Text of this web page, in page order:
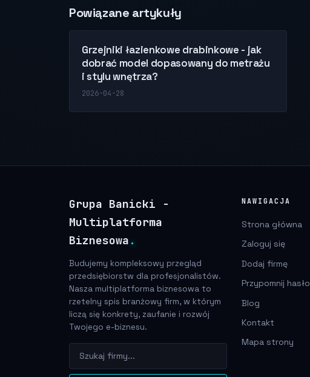
Powiązane artykuły
Grzejniki łazienkowe drabinkowe - jak
dobrać model dopasowany do metrażu
i stylu wnętrza?
2026-04-28
Grupa Banicki -
Multiplatforma
Biznesowa .
Budujemy kompleksowy przegląd
przedsiębiorstw dla profesjonalistów.
Nasza multiplatforma biznesowa to
rzetelny spis branżowy firm, w którym
liczą się konkrety, zaufanie i rozwój
Twojego e-biznesu.
NAWIGACJA
Strona główna
Zaloguj się
Dodaj firmę
Przypomnij hasło
Blog
Kontakt
Mapa strony